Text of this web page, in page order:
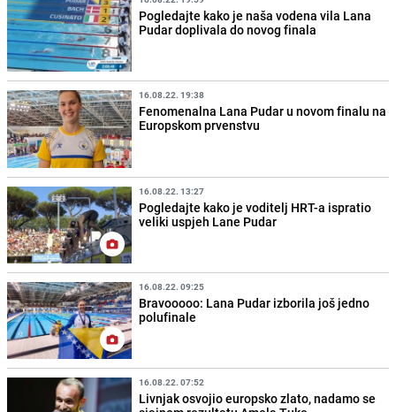
Pogledajte kako je naša vodena vila Lana
Pudar doplivala do novog finala
16.08.22. 19:38
Fenomenalna Lana Pudar u novom finalu na
Europskom prvenstvu
16.08.22. 13:27
Pogledajte kako je voditelj HRT-a ispratio
veliki uspjeh Lane Pudar
16.08.22. 09:25
Bravooooo: Lana Pudar izborila još jedno
polufinale
16.08.22. 07:52
Livnjak osvojio europsko zlato, nadamo se